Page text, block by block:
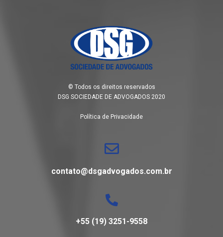
© Todos os direitos reservados
DSG SOCIEDADE DE ADVOGADOS 2020
Política de Privacidade
contato@dsgadvogados.com.br
+55 (19) 3251-9558